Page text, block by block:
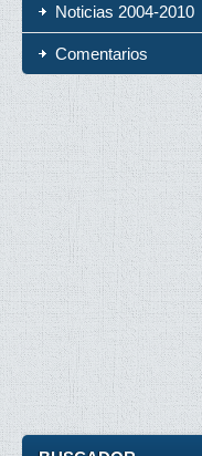
Noticias 2004-2010
Comentarios